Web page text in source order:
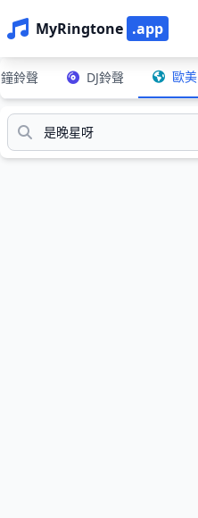
MyRingtone .app
鈴聲 DJ鈴聲 歐